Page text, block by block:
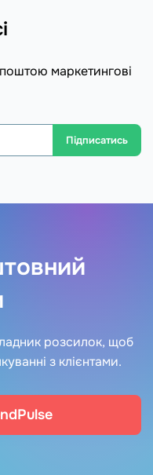
маркетингові
Підписатись
розсилок, щоб
з клієнтами.